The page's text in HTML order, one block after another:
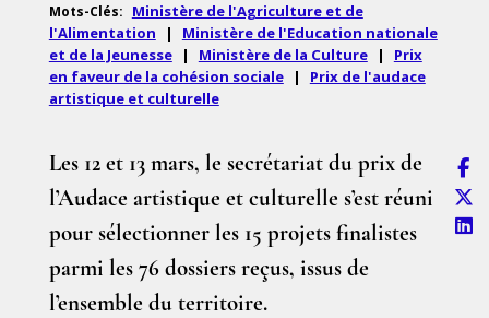
Mots-Clés:
Ministère de l'Agriculture et de
l'Alimentation
|
Ministère de l'Education nationale
et de la Jeunesse
| Ministère de la Culture |
Prix
en faveur de la cohésion sociale
|
Prix de l'audace
artistique et culturelle
Les 12 et 13 mars, le secrétariat du prix de
l’Audace artistique et culturelle s’est réuni
pour sélectionner les 15 projets finalistes
parmi les 76 dossiers reçus, issus de
l’ensemble du territoire.